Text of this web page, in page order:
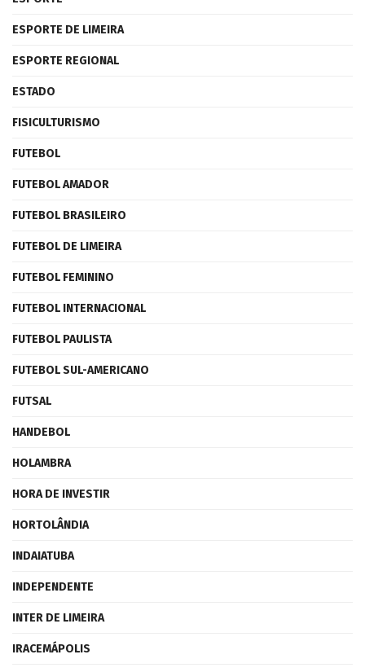
ESPORTE DE LIMEIRA
ESPORTE REGIONAL
ESTADO
FISICULTURISMO
FUTEBOL
FUTEBOL AMADOR
FUTEBOL BRASILEIRO
FUTEBOL DE LIMEIRA
FUTEBOL FEMININO
FUTEBOL INTERNACIONAL
FUTEBOL PAULISTA
FUTEBOL SUL-AMERICANO
FUTSAL
HANDEBOL
HOLAMBRA
HORA DE INVESTIR
HORTOLÂNDIA
INDAIATUBA
INDEPENDENTE
INTER DE LIMEIRA
IRACEMÁPOLIS